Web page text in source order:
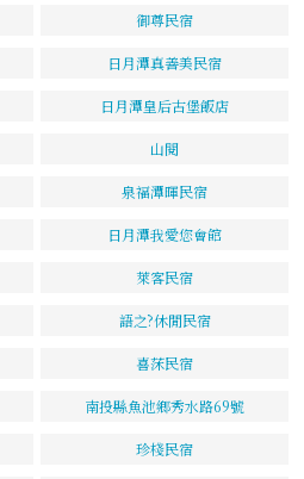
御尊民宿
日月潭真善美民宿
日月潭皇后古堡飯店
山閱
泉福潭暉民宿
日月潭我愛您會館
萊客民宿
語之?休閒民宿
喜莯民宿
南投縣魚池鄉秀水路69號
珍棧民宿